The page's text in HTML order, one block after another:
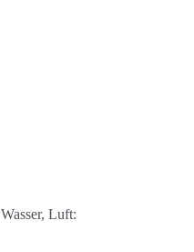
Luft: